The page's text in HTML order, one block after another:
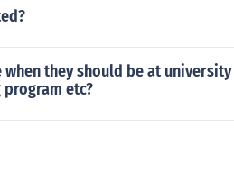
they should be at
etc?